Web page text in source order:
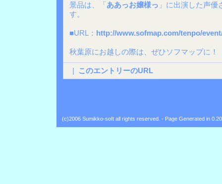
景品は、「ああっお嬢様っ 」に出演した声
す。
■URL： http://www.sofmap.com/tenpo/
秋葉原にお越しの際は、ぜひソフマップに！
| このエントリーのURL
(c)2006 Sumikko-soft all rights reserved. - Page Generated in